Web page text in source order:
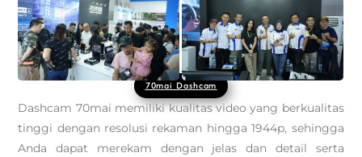
70mai Dashcam
Dashcam 70mai memiliki kualitas video yang berkualitas
tinggi dengan resolusi rekaman hingga 1944p, sehingga
Anda dapat merekam dengan jelas dan detail serta